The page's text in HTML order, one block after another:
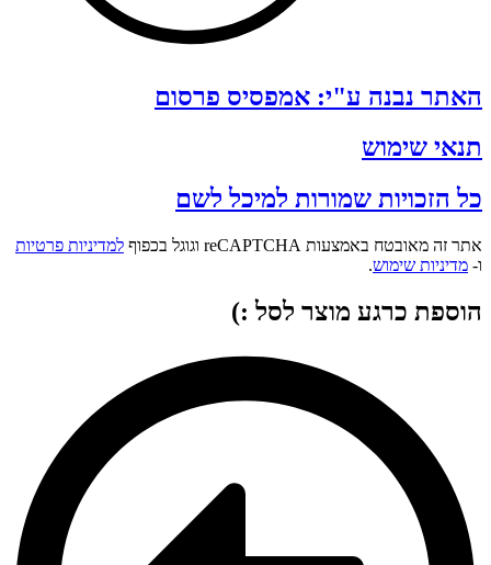
האתר נבנה ע"י: אמפסיס פרסום
תנאי שימוש
כל הזכויות שמורות למיכל לשם
אתר זה מאובטח באמצעות reCAPTCHA וגוגל בכפוף
למדיניות פרטיות
ו- מדיניות שימוש.
הוספת כרגע מוצר לסל :)